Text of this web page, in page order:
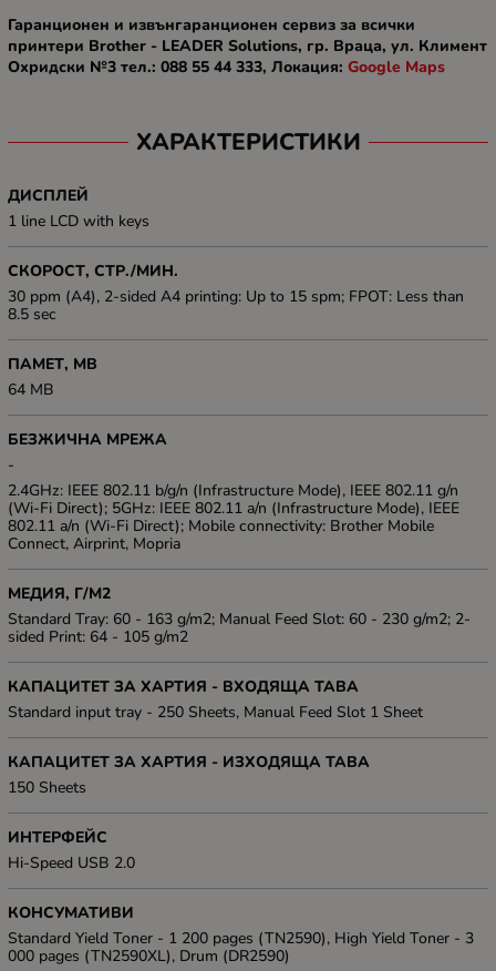
Гаранционен и извънгаранционен сервиз за всички
принтери Brother - LEADER Solutions, гр. Враца, ул. Климент
Охридски №3 тел.: 088 55 44 333, Локация: Google Maps
ХАРАКТЕРИСТИКИ
ДИСПЛЕЙ
1 line LCD with keys
СКОРОСТ, СТР./МИН.
30 ppm (А4), 2-sided A4 printing: Up to 15 spm; FPOT: Less than
8.5 sec
ПАМЕТ, MB
64 MB
БЕЗЖИЧНА МРЕЖА
-
2.4GHz: IEEE 802.11 b/g/n (Infrastructure Mode), IEEE 802.11 g/n
(Wi-Fi Direct); 5GHz: IEEE 802.11 a/n (Infrastructure Mode), IEEE
802.11 a/n (Wi-Fi Direct); Mobile connectivity: Brother Mobile
Connect, Airprint, Mopria
МЕДИЯ, Г/М2
Standard Tray: 60 - 163 g/m2; Manual Feed Slot: 60 - 230 g/m2; 2-
sided Print: 64 - 105 g/m2
КАПАЦИТЕТ ЗА ХАРТИЯ - ВХОДЯЩА ТАВА
Standard input tray - 250 Sheets, Manual Feed Slot 1 Sheet
КАПАЦИТЕТ ЗА ХАРТИЯ - ИЗХОДЯЩА ТАВА
150 Sheets
ИНТЕРФЕЙС
Hi-Speed USB 2.0
КОНСУМАТИВИ
Standard Yield Toner - 1 200 pages (TN2590), High Yield Toner - 3
000 pages (TN2590XL), Drum (DR2590)